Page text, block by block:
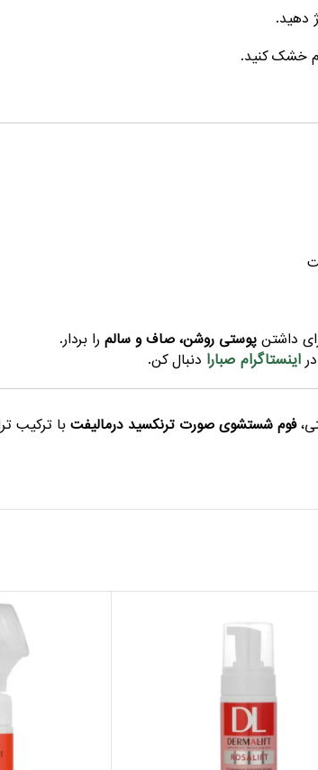
دهید.
داشتن پوستی روشن، صاف و سالم را بردار.
اینستاگرام صبارا دنبال کن.
فوم شستشوی صورت ترنکسید درمالیفت با ترکیب